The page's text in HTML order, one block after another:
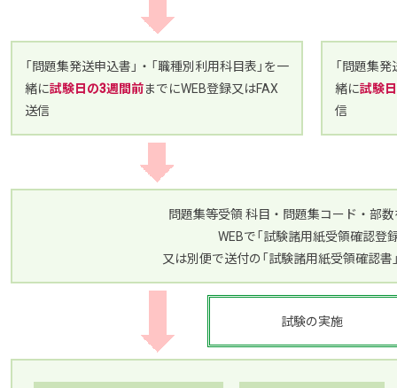
「問題集発送申込書」・「職種別利用科目表」を一
緒に試験日の3週間前までにWEB登録又はFAX
送信
「問題集
緒に試験
信
問題集等受領 科目・問題集コード・部
WEBで「試験諸用紙受領確認登
又は別便で送付の「試験諸用紙受領確認書
試験の実施